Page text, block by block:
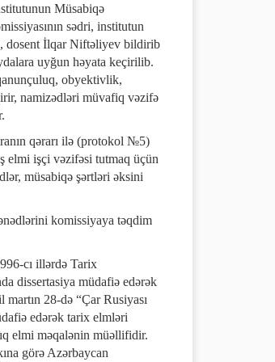
Müsabiqə
sədri, institutun
dosent İlqar Niftəliyev bildirib
uyğun həyata keçirilib.
obyektivlik,
namizədləri müvafiq vəzifə
qərarı ilə (protokol №5)
elmi işçi vəzifəsi tutmaq üçün
müsabiqə şərtləri əksini
komissiyaya təqdim
cı illərdə Tarix
dissertasiya müdafiə edərək
28-də “Çar Rusiyası
edərək tarix elmləri
elmi məqalənin müəllifidir.
görə Azərbaycan